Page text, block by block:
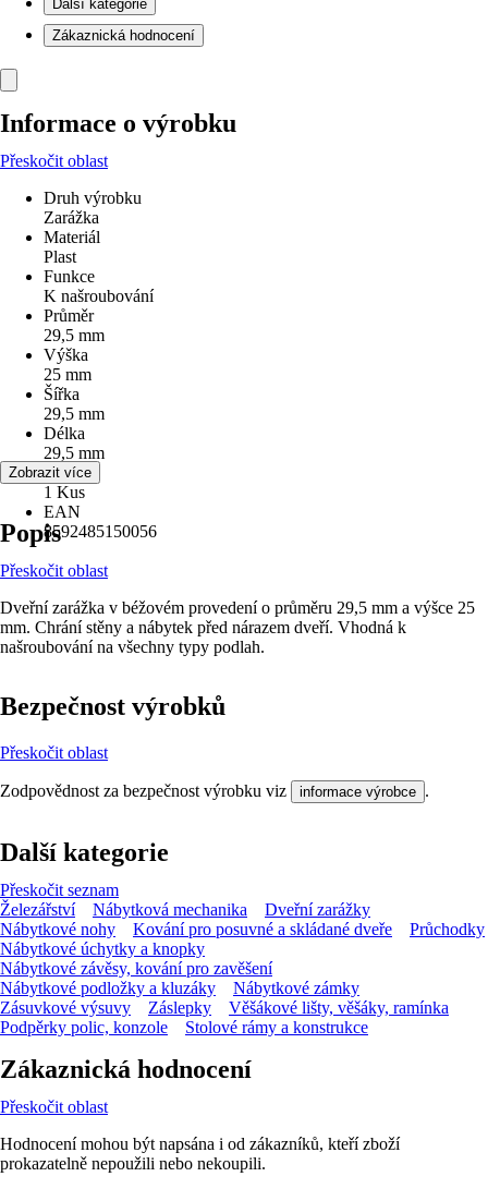
Další kategorie
Zákaznická hodnocení
Informace o výrobku
Přeskočit oblast
Druh výrobku
Zarážka
Materiál
Plast
Funkce
K našroubování
Průměr
29,5 mm
Výška
25 mm
Šířka
29,5 mm
Délka
29,5 mm
Počet
1 Kus
EAN
8592485150056
Zobrazit více
Popis
Přeskočit oblast
Dveřní zarážka v béžovém provedení o průměru 29,5 mm a výšce 25
mm. Chrání stěny a nábytek před nárazem dveří. Vhodná k
našroubování na všechny typy podlah.
Bezpečnost výrobků
Přeskočit oblast
Zodpovědnost za bezpečnost výrobku viz informace výrobce .
Další kategorie
Přeskočit seznam
Železářství
Nábytková mechanika
Dveřní zarážky
Nábytkové nohy
Kování pro posuvné a skládané dveře
Průchodky
Nábytkové úchytky a knopky
Nábytkové závěsy, kování pro zavěšení
Nábytkové podložky a kluzáky
Nábytkové zámky
Zásuvkové výsuvy
Záslepky
Věšákové lišty, věšáky, ramínka
Podpěrky polic, konzole
Stolové rámy a konstrukce
Zákaznická hodnocení
Přeskočit oblast
Hodnocení mohou být napsána i od zákazníků, kteří zboží
prokazatelně nepoužili nebo nekoupili.